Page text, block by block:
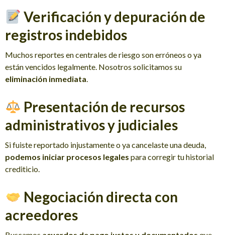
Verificación y depuración de
registros indebidos
Muchos reportes en centrales de riesgo son erróneos o ya
están vencidos legalmente. Nosotros solicitamos su
eliminación inmediata.
Presentación de recursos
administrativos y judiciales
Si fuiste reportado injustamente o ya cancelaste una deuda,
podemos iniciar procesos legales para corregir tu historial
crediticio.
Negociación directa con
acreedores